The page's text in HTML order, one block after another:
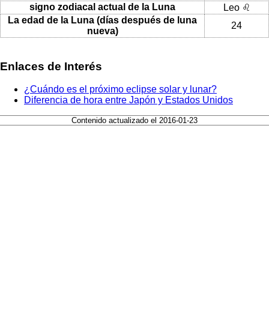
signo zodiacal actual de la Luna
Leo ♌
La edad de la Luna (días después de luna
nueva)
24
Enlaces de Interés
¿Cuándo es el próximo eclipse solar y lunar?
Diferencia de hora entre Japón y Estados Unidos
Contenido actualizado el 2016-01-23